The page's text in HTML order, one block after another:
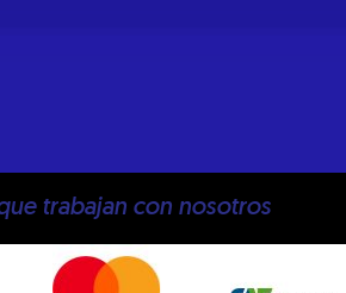
trabajan con nosotros